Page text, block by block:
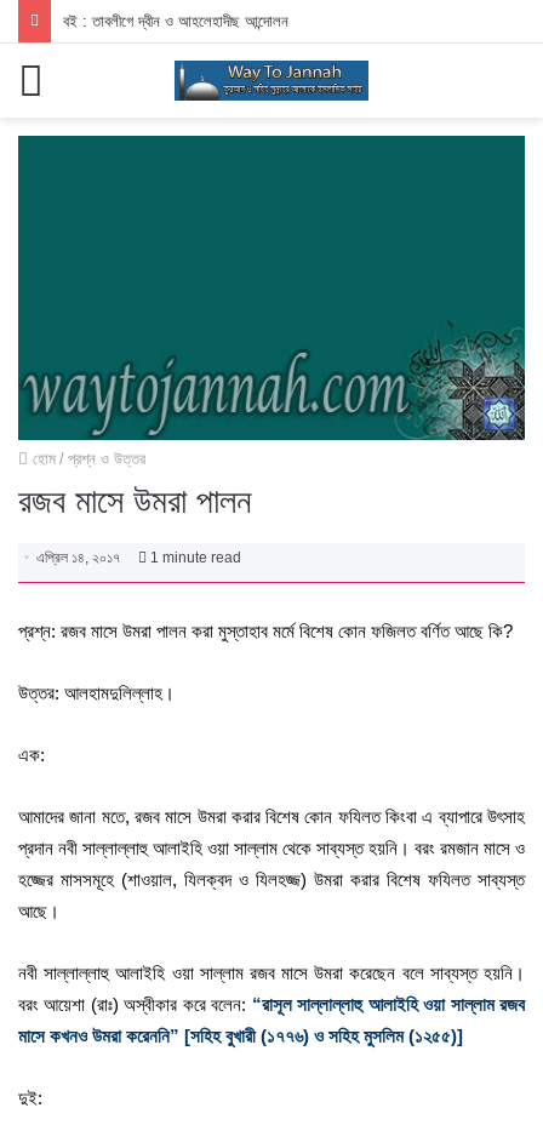
বই : তাবলীগে দ্বীন ও আহলেহাদীছ আন্দোলন
হোম / প্রশ্ন ও উত্তর
রজব মাসে উমরা পালন
এপ্রিল ১৪, ২০১৭ 1 minute read
প্রশ্ন: রজব মাসে উমরা পালন করা মুস্তাহাব মর্মে বিশেষ কোন ফজিলত বর্ণিত আছে কি?
উত্তর: আলহামদুলিল্লাহ।
এক:
আমাদের জানা মতে, রজব মাসে উমরা করার বিশেষ কোন ফযিলত কিংবা এ ব্যাপারে উৎসাহ
প্রদান নবী সাল্লাল্লাহু আলাইহি ওয়া সাল্লাম থেকে সাব্যস্ত হয়নি। বরং রমজান মাসে ও
হজ্জের মাসসমূহে (শাওয়াল, যিলক্বদ ও যিলহজ্জ) উমরা করার বিশেষ ফযিলত সাব্যস্ত
আছে।
নবী সাল্লাল্লাহু আলাইহি ওয়া সাল্লাম রজব মাসে উমরা করেছেন বলে সাব্যস্ত হয়নি।
বরং আয়েশা (রাঃ) অস্বীকার করে বলেন: “রাসূল সাল্লাল্লাহু আলাইহি ওয়া সাল্লাম রজব
মাসে কখনও উমরা করেননি” [সহিহ বুখারী (১৭৭৬) ও সহিহ মুসলিম (১২৫৫)]
দুই: